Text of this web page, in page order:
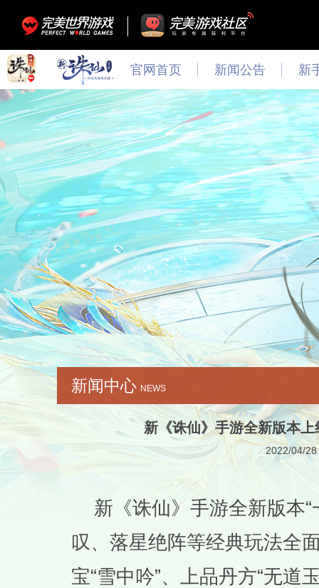
官网首页 新闻公告
最新
新闻
公告
活动
新
新闻中心 NEWS
新《诛仙》手游全新版本
2022/04/28
新《诛仙》手游全新版本“
叹、落星绝阵等经典玩法全
宝“雪中吟”、上品丹方“无道